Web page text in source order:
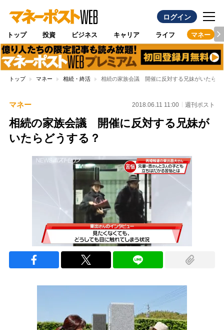
ログイン
トップ 投資 ビジネス キャリア ライフ マネー
トップ マネー 相続・終活 相続の家族会議 開催に反対する兄妹がいたらど
マネー 2018.06.11 11:00 週刊ポスト
相続の家族会議 開催に反対する兄妹が
いたらどうする？